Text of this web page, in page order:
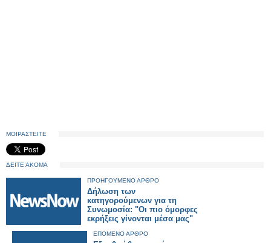
ΜΟΙΡΑΣΤΕΙΤΕ
ΔΕΙΤΕ ΑΚΟΜΑ
ΠΡΟΗΓΟΥΜΕΝΟ ΑΡΘΡΟ
Δήλωση των
κατηγορούμενων για τη
Συνωμοσία: "Οι πιο όμορφες
εκρήξεις γίνονται μέσα μας"
ΕΠΟΜΕΝΟ ΑΡΘΡΟ